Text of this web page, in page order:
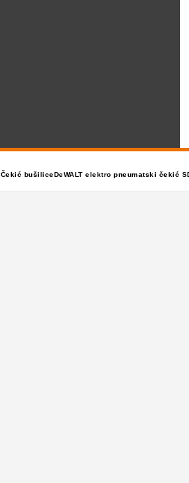
Čekić bušiliceDeWALT elektro pneumatski čekić